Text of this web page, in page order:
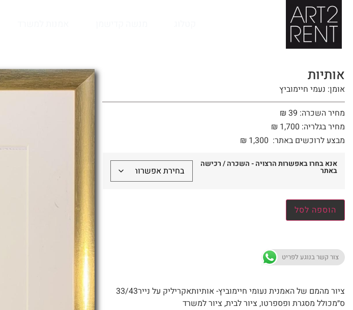
לתוכן
אותיות
אומן: נעמי חיימוביץ
מחיר השכרה: 39 ₪
מחיר בגלריה: 1,700 ₪
מבצע לרוכשים באתר:
₪ 1,300
אנא בחרו באפשרות הרצויה - השכרה / רכישה
באתר
הוספה לסל
צור קשר בנוגע לפריט
ציור מהמם של האמנית נעומי חיימוביץ- אותיותאקריליק על נייר33/43
ס״מכולל מסגרת ופספרטו, ציור לבית, ציור למשרד